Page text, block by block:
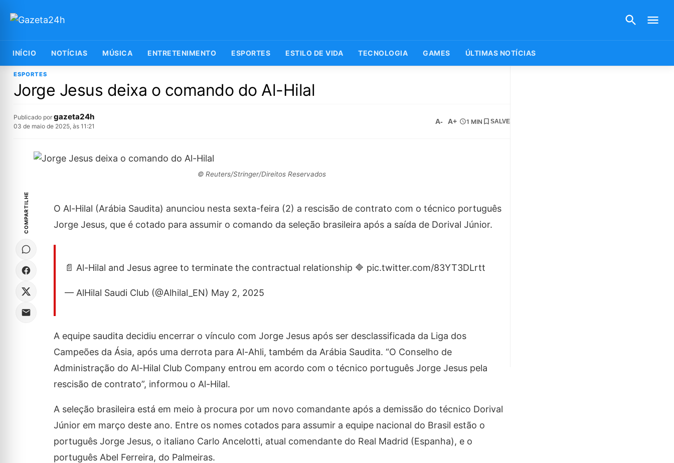
INÍCIO NOTÍCIAS MÚSICA ENTRETENIMENTO ESPORTES ESTILO DE VIDA TECNOLOGIA GAMES ÚLTIMAS NOTÍCIAS
ESPORTES
Jorge Jesus deixa o comando do Al-Hilal
Publicado por gazeta24h
03 de maio de 2025, às 11:21
A- A+ 1 MIN SALVE
© Reuters/Stringer/Direitos Reservados
COMPARTILHE
O Al-Hilal (Arábia Saudita) anunciou nesta sexta-feira (2) a rescisão de contrato com o técnico português
Jorge Jesus, que é cotado para assumir o comando da seleção brasileira após a saída de Dorival Júnior.
📄 Al-Hilal and Jesus agree to terminate the contractual relationship 🔷 pic.twitter.com/83YT3DLrtt
— AlHilal Saudi Club (@Alhilal_EN) May 2, 2025
A equipe saudita decidiu encerrar o vínculo com Jorge Jesus após ser desclassificada da Liga dos
Campeões da Ásia, após uma derrota para Al-Ahli, também da Arábia Saudita. “O Conselho de
Administração do Al-Hilal Club Company entrou em acordo com o técnico português Jorge Jesus pela
rescisão de contrato”, informou o Al-Hilal.
A seleção brasileira está em meio à procura por um novo comandante após a demissão do técnico Dorival
Júnior em março deste ano. Entre os nomes cotados para assumir a equipe nacional do Brasil estão o
português Jorge Jesus, o italiano Carlo Ancelotti, atual comendante do Real Madrid (Espanha), e o
português Abel Ferreira, do Palmeiras.